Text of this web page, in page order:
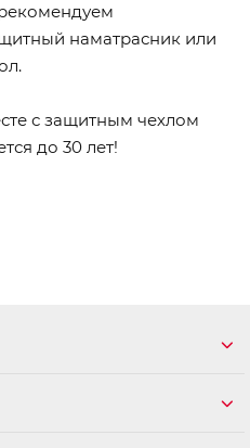
наматрасник или
с защитным чехлом
до 30 лет!